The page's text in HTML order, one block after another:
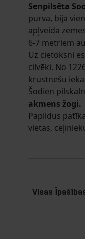
Senpilsēta
purva, bija
apļveida
6-7 metriem
Uz cietoksni
cilvēki. No
krustnešu
Šodien
akmens žogi.
Papildus
vietas,
Visas